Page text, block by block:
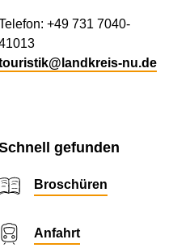
+49 731 7040-
nu.de
gefunden
Broschüren
Anfahrt